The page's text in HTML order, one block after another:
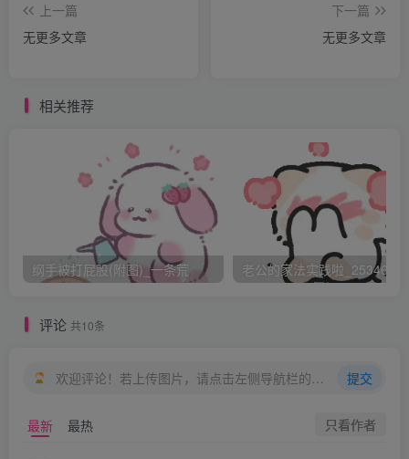
说着，几个家丁搬来了长凳，把玉英一把按在凳子上面，褪
去了她下身的衣服，露出了她刚刚被打得粉红的屁股。因为
家丁都在场。玉英的脸红到了脖子根。老爷一行人依依走到
下。唐伯虎见状，对家丁说：“好啦，让她起来吧！”
“慢着！”夫人说，“少爷，我知道你心慈手软，我一看便知昨
天没打她几下，而且这是刚打的。按规矩，这个是不算的。”
声。
“哼！听说少爷屈伸为奴到华府，这个女人明知是表哥，还
上一篇
无更多文章
下一篇
无更多文章
相关推荐
纲手被打屁股(附图)_一条荒 老公的家法实践啦
评论 共10条
欢迎评论！若上传图片，请点击左侧导航栏的图床工具，获取图片链接。 提交
最新 最热 只看作者